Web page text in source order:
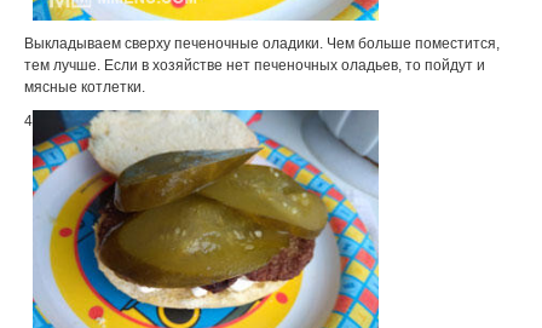
Выкладываем сверху печеночные оладики. Чем больше поместится,
тем лучше. Если в хозяйстве нет печеночных оладьев, то пойдут и
мясные котлетки.
4